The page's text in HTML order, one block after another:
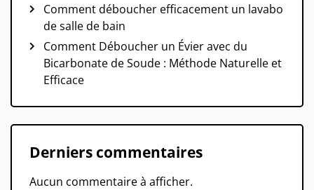
Comment déboucher efficacement un lavabo
de salle de bain
Comment Déboucher un Évier avec du
Bicarbonate de Soude : Méthode Naturelle et
Efficace
Derniers commentaires
Aucun commentaire à afficher.